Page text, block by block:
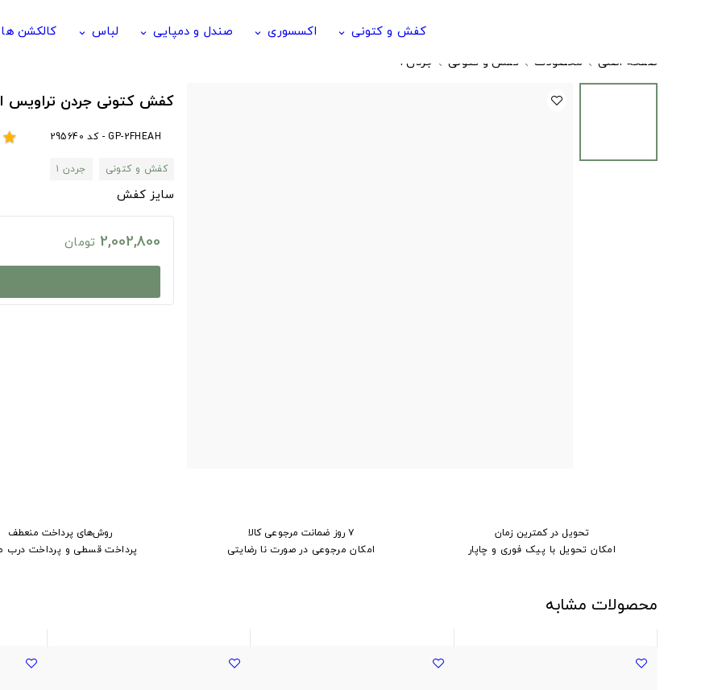
کفش و کتونی keyboard_arrow_down اکسسوری keyboard_arrow_down صندل و دمپایی keyboard_arrow_down لباس keyboard_arrow_down کالکشن ها
صفحه اصلی محصولات کفش و کتونی جردن ۱
کفش کتونی جردن تراویس
GP-2FHEAH - کد 295640 star
کفش و کتونی
جردن ۱
سایز کفش
2,002,800 تومان
تحویل در کمترین زمان
امکان تحویل با پیک فوری و چاپار
۷ روز ضمانت مرجوعی کالا
امکان مرجوعی در صورت نا رضایتی
روش‌های پرداخت منعطف
پرداخت قسطی و پرداخت درب
محصولات مشابه